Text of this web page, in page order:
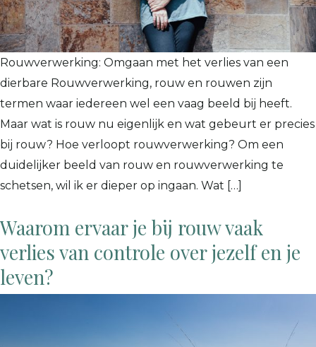
Rouwverwerking: Omgaan met het verlies van een
dierbare Rouwverwerking, rouw en rouwen zijn
termen waar iedereen wel een vaag beeld bij heeft.
Maar wat is rouw nu eigenlijk en wat gebeurt er precies
bij rouw? Hoe verloopt rouwverwerking? Om een
duidelijker beeld van rouw en rouwverwerking te
schetsen, wil ik er dieper op ingaan. Wat […]
Waarom ervaar je bij rouw vaak
verlies van controle over jezelf en je
leven?